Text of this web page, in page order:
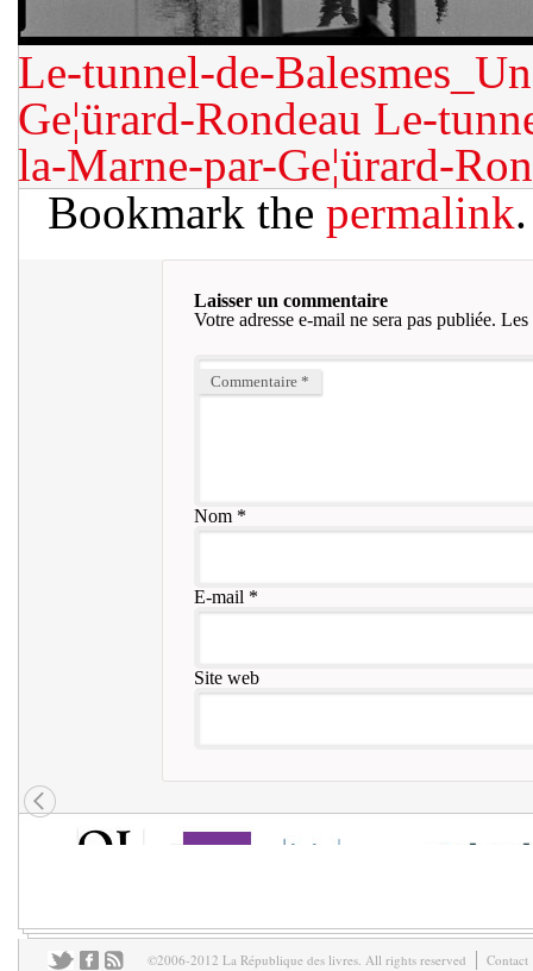
Le-tunnel-de-
Ge¦ürard-Rondeau Le-
la-Marne-par-Ge¦ürard-
Bookmark the permalink.
Laisser un commentaire
Votre adresse e-mail ne sera pas publiée. Les
Commentaire *
Nom*
E-mail *
Site web
©2006-2012 La République des livres. All rights reserved Contact